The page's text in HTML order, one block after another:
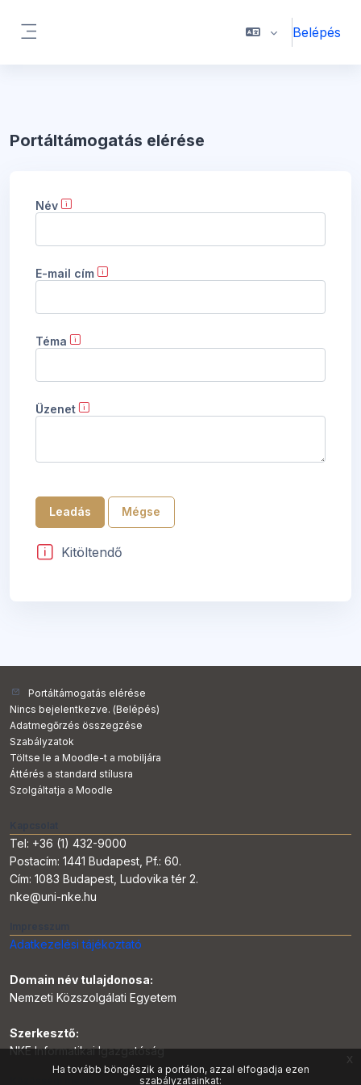
Ha tovább böngészik a portálon, azzal elfogadja ezen
szabályzatainkat:
x
Belépés
Portáltámogatás elérése
Név
E-mail cím
Téma
Üzenet
Kitöltendő
Portáltámogatás elérése
Nincs bejelentkezve. (Belépés)
Adatmegőrzés összegzése
Szabályzatok
Töltse le a Moodle-t a mobiljára
Áttérés a standard stílusra
Szolgáltatja a Moodle
Tel: +36 (1) 432-9000
Postacím: 1441 Budapest, Pf.: 60.
Cím: 1083 Budapest, Ludovika tér 2.
nke@uni-nke.hu
Adatkezelési tájékoztató
Domain név tulajdonosa:
Nemzeti Közszolgálati Egyetem
Szerkesztő:
NKE Informatikai Igazgatóság